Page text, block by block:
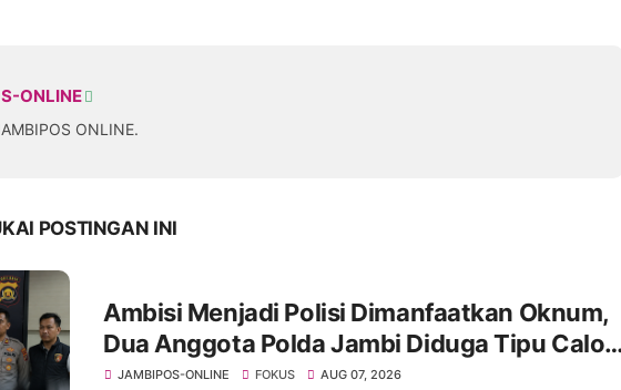
ONLINE
ONLINE.
POSTINGAN INI
Ambisi Menjadi Polisi Dimanfaatkan Oknum,
Dua Anggota Polda Jambi Diduga Tipu Calon
Bintara dengan Janji Kelulusan
JAMBIPOS-ONLINE FOKUS AUG 07, 2026